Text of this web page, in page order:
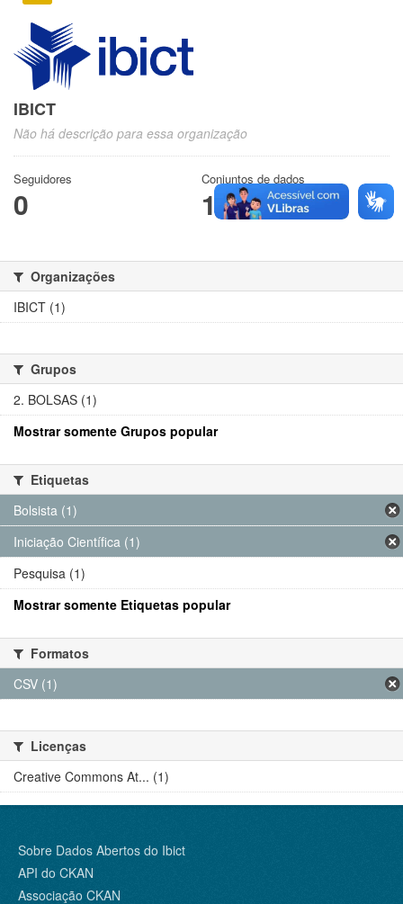
IBICT
Não há descrição para essa organização
Seguidores
0
Conjuntos de dados
1
Organizações
IBICT (1)
Grupos
2. BOLSAS (1)
Mostrar somente Grupos popular
Etiquetas
Bolsista (1)
Iniciação Científica (1)
Pesquisa (1)
Mostrar somente Etiquetas popular
Formatos
CSV (1)
Licenças
Creative Commons At... (1)
Sobre Dados Abertos do Ibict
API do CKAN
Associação CKAN